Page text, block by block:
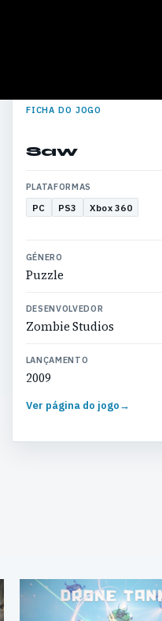
FICHA DO JOGO
Saw
PLATAFORMAS
PC PS3 Xbox 360
GÉNERO
Puzzle
DESENVOLVEDOR
Zombie Studios
LANÇAMENTO
2009
Ver página do jogo→